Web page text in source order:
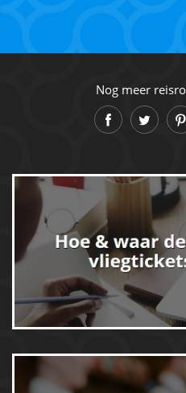
Nog meer